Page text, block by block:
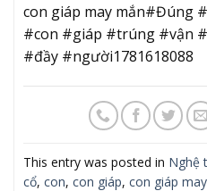
con giáp may mắn#Đúng
#con #giáp #trúng #vận
#đầy #người1781618088
This entry was posted in Nghệ
cổ, con, con giáp, con giáp